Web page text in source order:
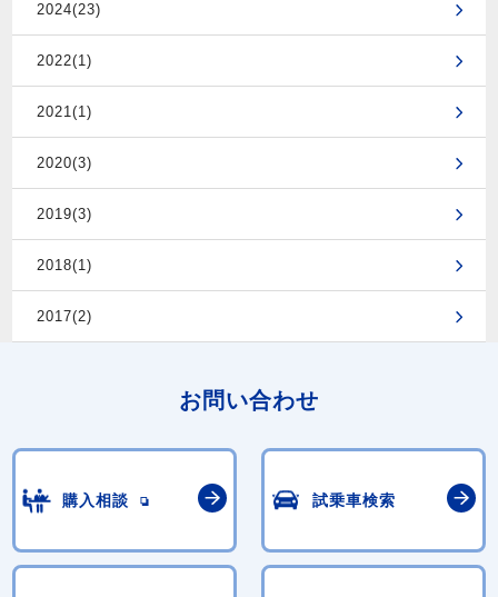
2024(23)
2022(1)
2021(1)
2020(3)
2019(3)
2018(1)
2017(2)
お問い合わせ
購入相談 試乗車検索